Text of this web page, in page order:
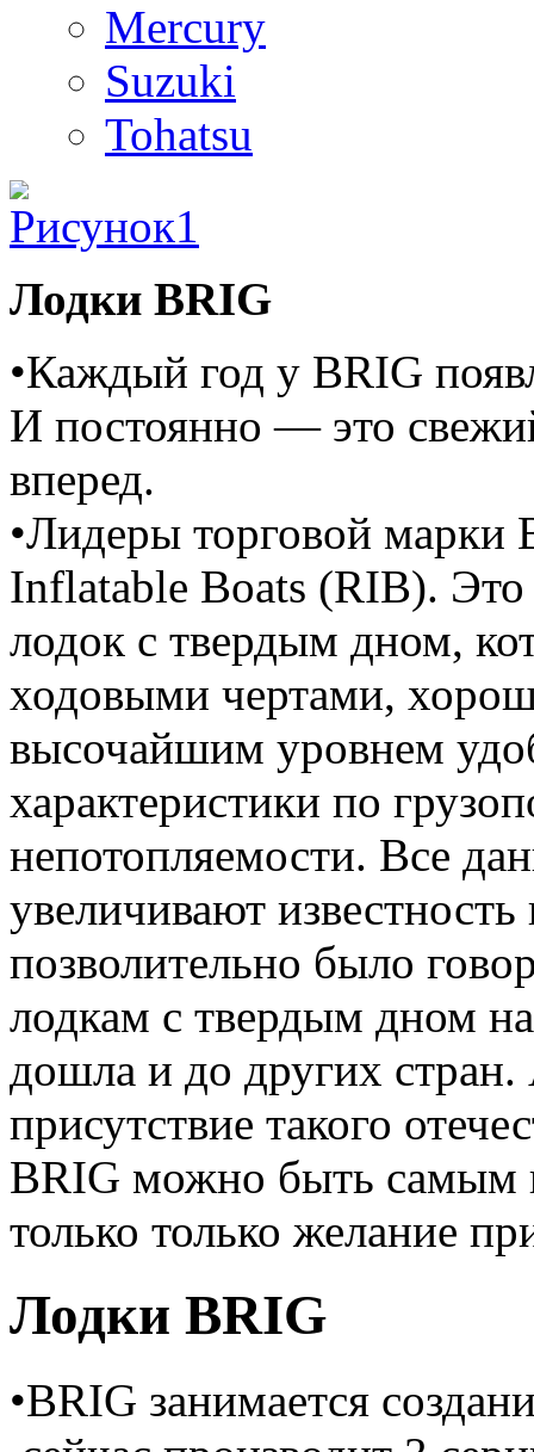
Mercury
Suzuki
Tohatsu
Лодки BRIG
•Каждый год у BRIG
И постоянно — это
вперед.
•Лидеры торговой марки
Inflatable Boats (RIB). Это
лодок с твердым дном,
ходовыми чертами,
высочайшим уровнем
характеристики по
непотопляемости. Все
увеличивают
позволительно было
лодкам с твердым дном
дошла и до других
присутствие такого
BRIG можно быть самым
только только желание
Лодки BRIG
•BRIG занимается